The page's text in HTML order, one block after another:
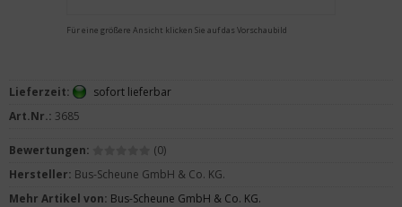
Für eine größere Ansicht klicken Sie auf das Vorschaubild
Lieferzeit:
sofort lieferbar
Art.Nr.: 3685
Bewertungen:
(0)
Hersteller: Bus-Scheune GmbH & Co. KG.
Mehr Artikel von: Bus-Scheune GmbH & Co. KG.